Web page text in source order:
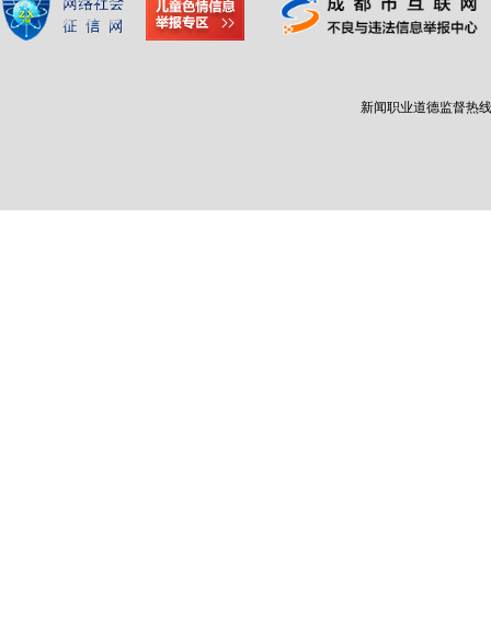
新闻职业道德监督热